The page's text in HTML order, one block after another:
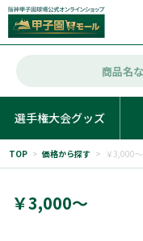
選手権大会グッズ
TOP > 価格から探す > ￥3,000～
￥3,000～